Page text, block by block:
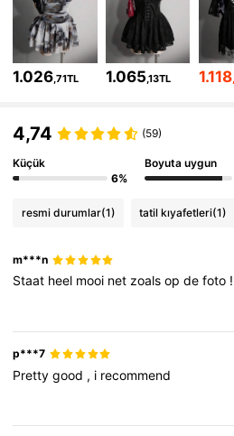
399K Takipçiler
4,81 399K Takipçiler
399K Takipçiler
4,81 399K Takipçiler
4,81
1.026 ,71TL 1.065 ,13TL 1.118
4,74 (59)
Küçük
6%
Boyuta uygun
resmi durumlar(1) tatil kıyafetleri(1)
m***n
Staat heel mooi netzoalsopdefoto
p***7
Prettygood , i recommend